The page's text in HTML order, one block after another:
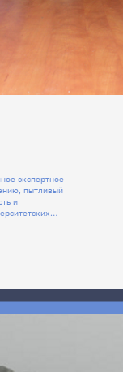
экспертное
пытливый